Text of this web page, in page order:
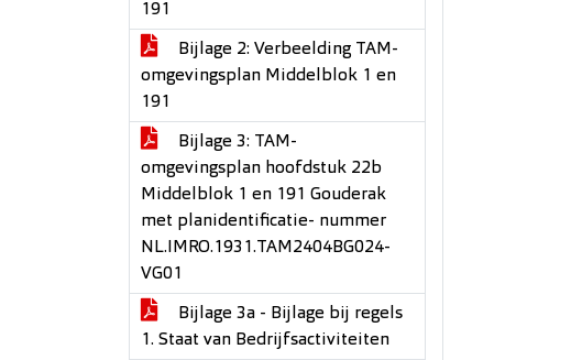
191
Bijlage 2: Verbeelding TAM-
omgevingsplan Middelblok 1 en
191
Bijlage 3: TAM-
omgevingsplan hoofdstuk 22b
Middelblok 1 en 191 Gouderak
met planidentificatie- nummer
NL.IMRO.1931.TAM2404BG024-
VG01
Bijlage 3a - Bijlage bij regels
1. Staat van Bedrijfsactiviteiten